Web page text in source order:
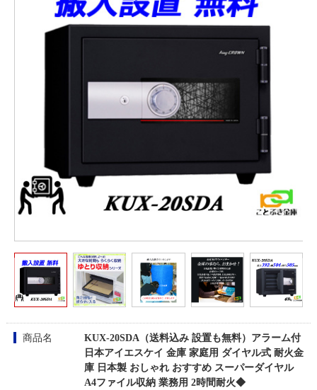
商品名
KUX-20SDA（送料込み 設置も無料）アラーム付
日本アイエスケイ 金庫 家庭用 ダイヤル式 耐火金
庫 日本製 おしゃれ おすすめ スーパーダイヤル
A4ファイル収納 業務用 2時間耐火◆